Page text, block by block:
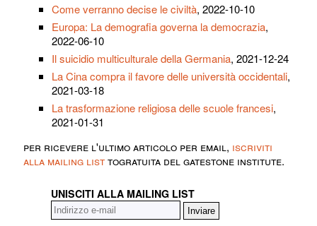
Come verranno decise le civiltà, 2022-10-10
Europa: La demografia governa la democrazia,
2022-06-10
Il suicidio multiculturale della Germania, 2021-12-24
La Cina compra il favore delle università occidentali,
2021-03-18
La trasformazione religiosa delle scuole francesi,
2021-01-31
per ricevere l'ultimo articolo per email, iscriviti
alla mailing listtogratuita del gatestone institute.
UNISCITI ALLA MAILING LIST